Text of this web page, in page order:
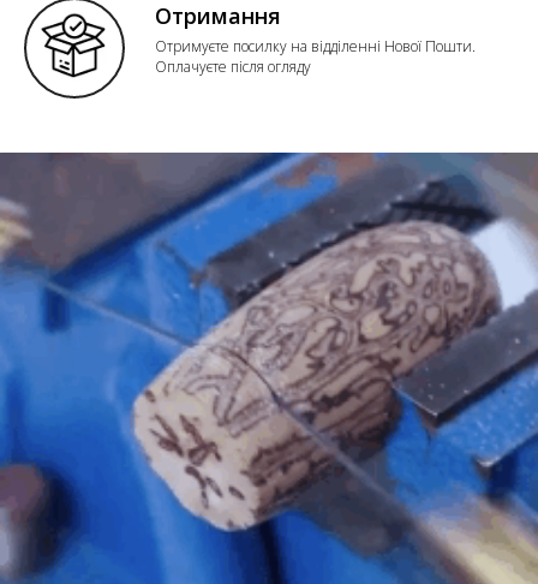
Отримання
Отримуєте посилку на відділенні Нової Пошти.
Оплачуєте після огляду